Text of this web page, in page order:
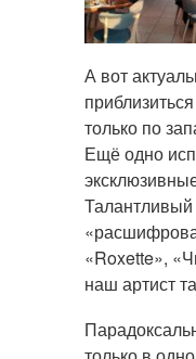
А вот
только по
Ещё одно
Талантливый
«Roxette»,
наш артист